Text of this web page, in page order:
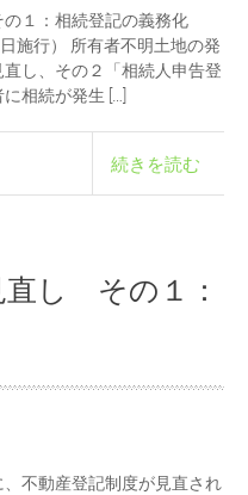
１：相続登記の義務化
施行） 所有者不明土地の発
し、その２「相続人申告登
相続が発生 […]
続きを読む
直し その１：
不動産登記制度が見直され